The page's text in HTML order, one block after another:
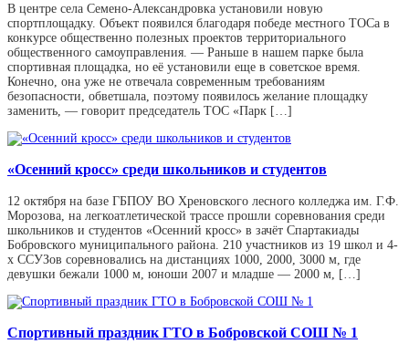
В центре села Семено-Александровка установили новую
спортплощадку. Объект появился благодаря победе местного ТОСа в
конкурсе общественно полезных проектов территориального
общественного самоуправления. — Раньше в нашем парке была
спортивная площадка, но её установили еще в советское время.
Конечно, она уже не отвечала современным требованиям
безопасности, обветшала, поэтому появилось желание площадку
заменить, — говорит председатель ТОС «Парк […]
«Осенний кросс» среди школьников и студентов
12 октября на базе ГБПОУ ВО Хреновского лесного колледжа им. Г.Ф.
Морозова, на легкоатлетической трассе прошли соревнования среди
школьников и студентов «Осенний кросс» в зачёт Спартакиады
Бобровского муниципального района. 210 участников из 19 школ и 4-
х ССУЗов соревновались на дистанциях 1000, 2000, 3000 м, где
девушки бежали 1000 м, юноши 2007 и младше — 2000 м, […]
Спортивный праздник ГТО в Бобровской СОШ № 1